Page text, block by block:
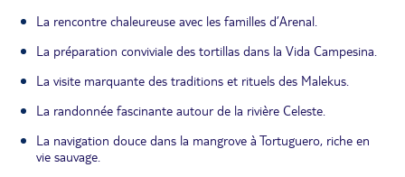
La rencontre chaleureuse avec les familles d’Arenal.
La préparation conviviale des tortillas dans la Vida Campesina.
La visite marquante des traditions et rituels des Malekus.
La randonnée fascinante autour de la rivière Celeste.
La navigation douce dans la mangrove à Tortuguero, riche en
vie sauvage.